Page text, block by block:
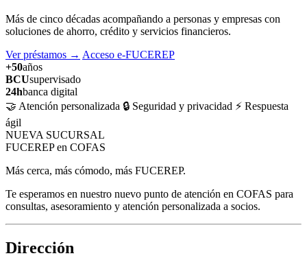
Más de cinco décadas acompañando a personas y empresas con
soluciones de ahorro, crédito y servicios financieros.
Ver préstamos → Acceso e-FUCEREP
+50años
BCUsupervisado
24hbanca digital
🤝 Atención personalizada 🔒 Seguridad y privacidad ⚡ Respuesta
ágil
NUEVA SUCURSAL
FUCEREP en COFAS
Más cerca, más cómodo, más FUCEREP.
Te esperamos en nuestro nuevo punto de atención en COFAS para
consultas, asesoramiento y atención personalizada a socios.
Dirección